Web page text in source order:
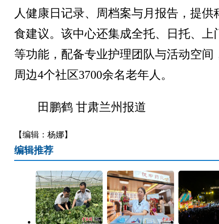
人健康日记录、周档案与月报告，提供
食建议。该中心还集成全托、日托、上
等功能，配备专业护理团队与活动空间
周边4个社区3700余名老年人。
田鹏鹤 甘肃兰州报道
【编辑：杨娜】
编辑推荐